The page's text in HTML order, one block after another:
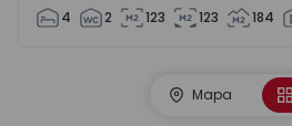
4 2 123 123 184
Mapa